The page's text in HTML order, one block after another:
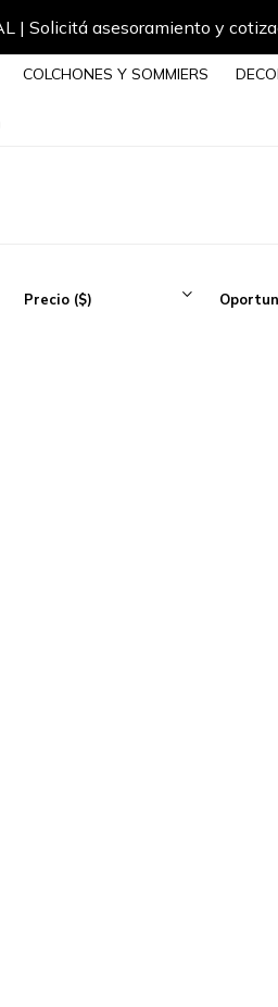
| Solicitá asesoramiento y
COLCHONES Y SOMMIERS
Precio ($)